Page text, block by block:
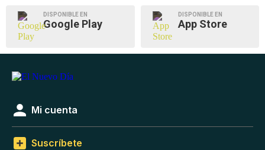
DISPONIBLE EN
Google Play
DISPONIBLE EN
App Store
Mi cuenta
Suscríbete